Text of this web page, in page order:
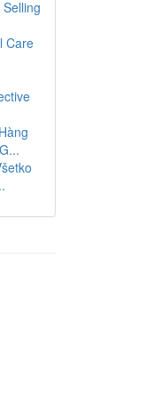
Care